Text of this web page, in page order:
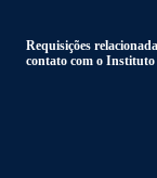
Requisições
contato com o